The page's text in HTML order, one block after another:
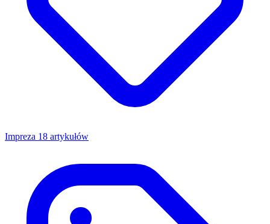
Impreza 18 artykułów